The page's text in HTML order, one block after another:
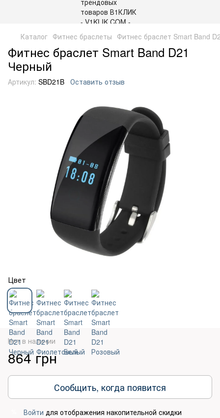
Каталог Фитнес браслеты Фитнес браслет Smart Band
Фитнес браслет Smart Band D21
Черный
Артикул: SBD21B Оставить отзыв
Цвет
Нет в наличии
864 грн
Сообщить, когда появится
Войти для отображения накопительной скидки